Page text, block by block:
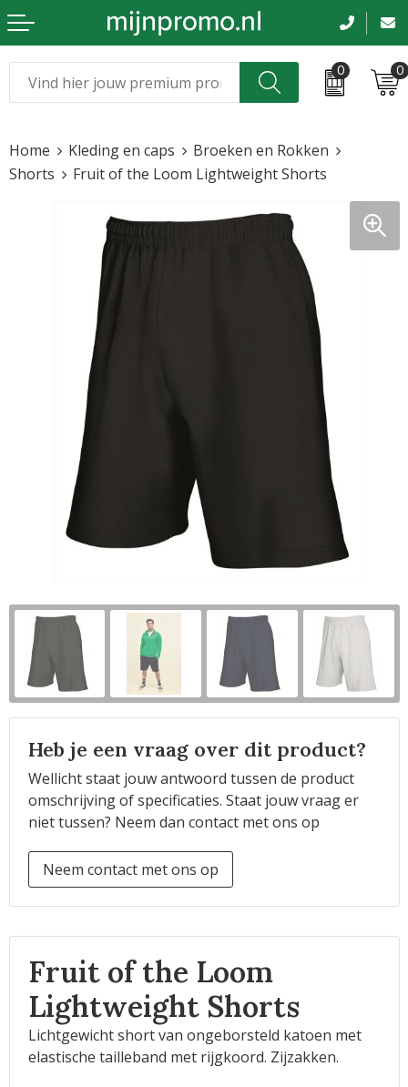
0 0
Kleding & caps
Werkkleding
Tassen en reizen
Beurs en evenementen
Bloemen en planten
Horeca
Sinterklaas
Home Kleding en caps
Broeken en Rokken
Shorts
Fruit of the Loom Lightweight Shorts
Heb je een vraag over dit product?
Wellicht staat jouw antwoord tussen de product
omschrijving of specificaties. Staat jouw vraag er
niet tussen? Neem dan contact met ons op
Neem contact met ons op
Fruit of the Loom
Lightweight Shorts
Lichtgewicht short van ongeborsteld katoen met
elastische tailleband met rijgkoord. Zijzakken.